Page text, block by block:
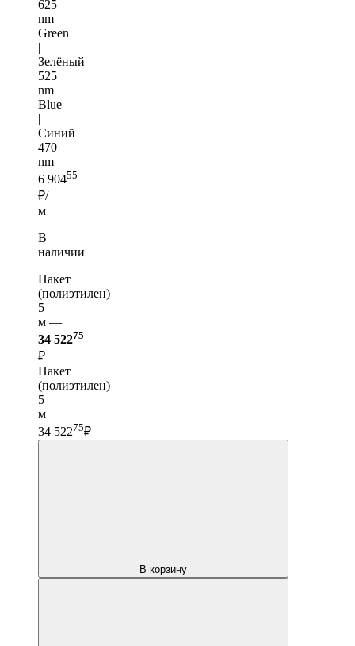
625
nm
Green
|
Зелёный
525
nm
Blue
|
Синий
470
nm
6 90455
₽/
м
В
наличии
Пакет
(полиэтилен)
5
м —
34 52275
₽
Пакет
(полиэтилен)
5
м
34 52275₽
В корзину